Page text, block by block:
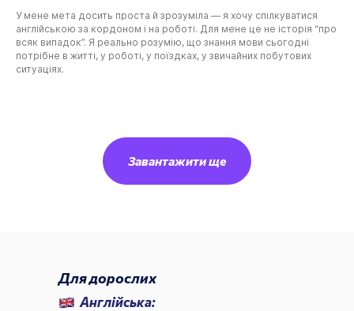
У мене мета досить проста й зрозуміла — я хочу спілкуватися
англійською за кордоном і на роботі. Для мене це не історія “про
всяк випадок”. Я реально розумію, що знання мови сьогодні
потрібне в житті, у роботі, у поїздках, у звичайних побутових
ситуаціях.
Завантажити ще
Для дорослих
Англійська: